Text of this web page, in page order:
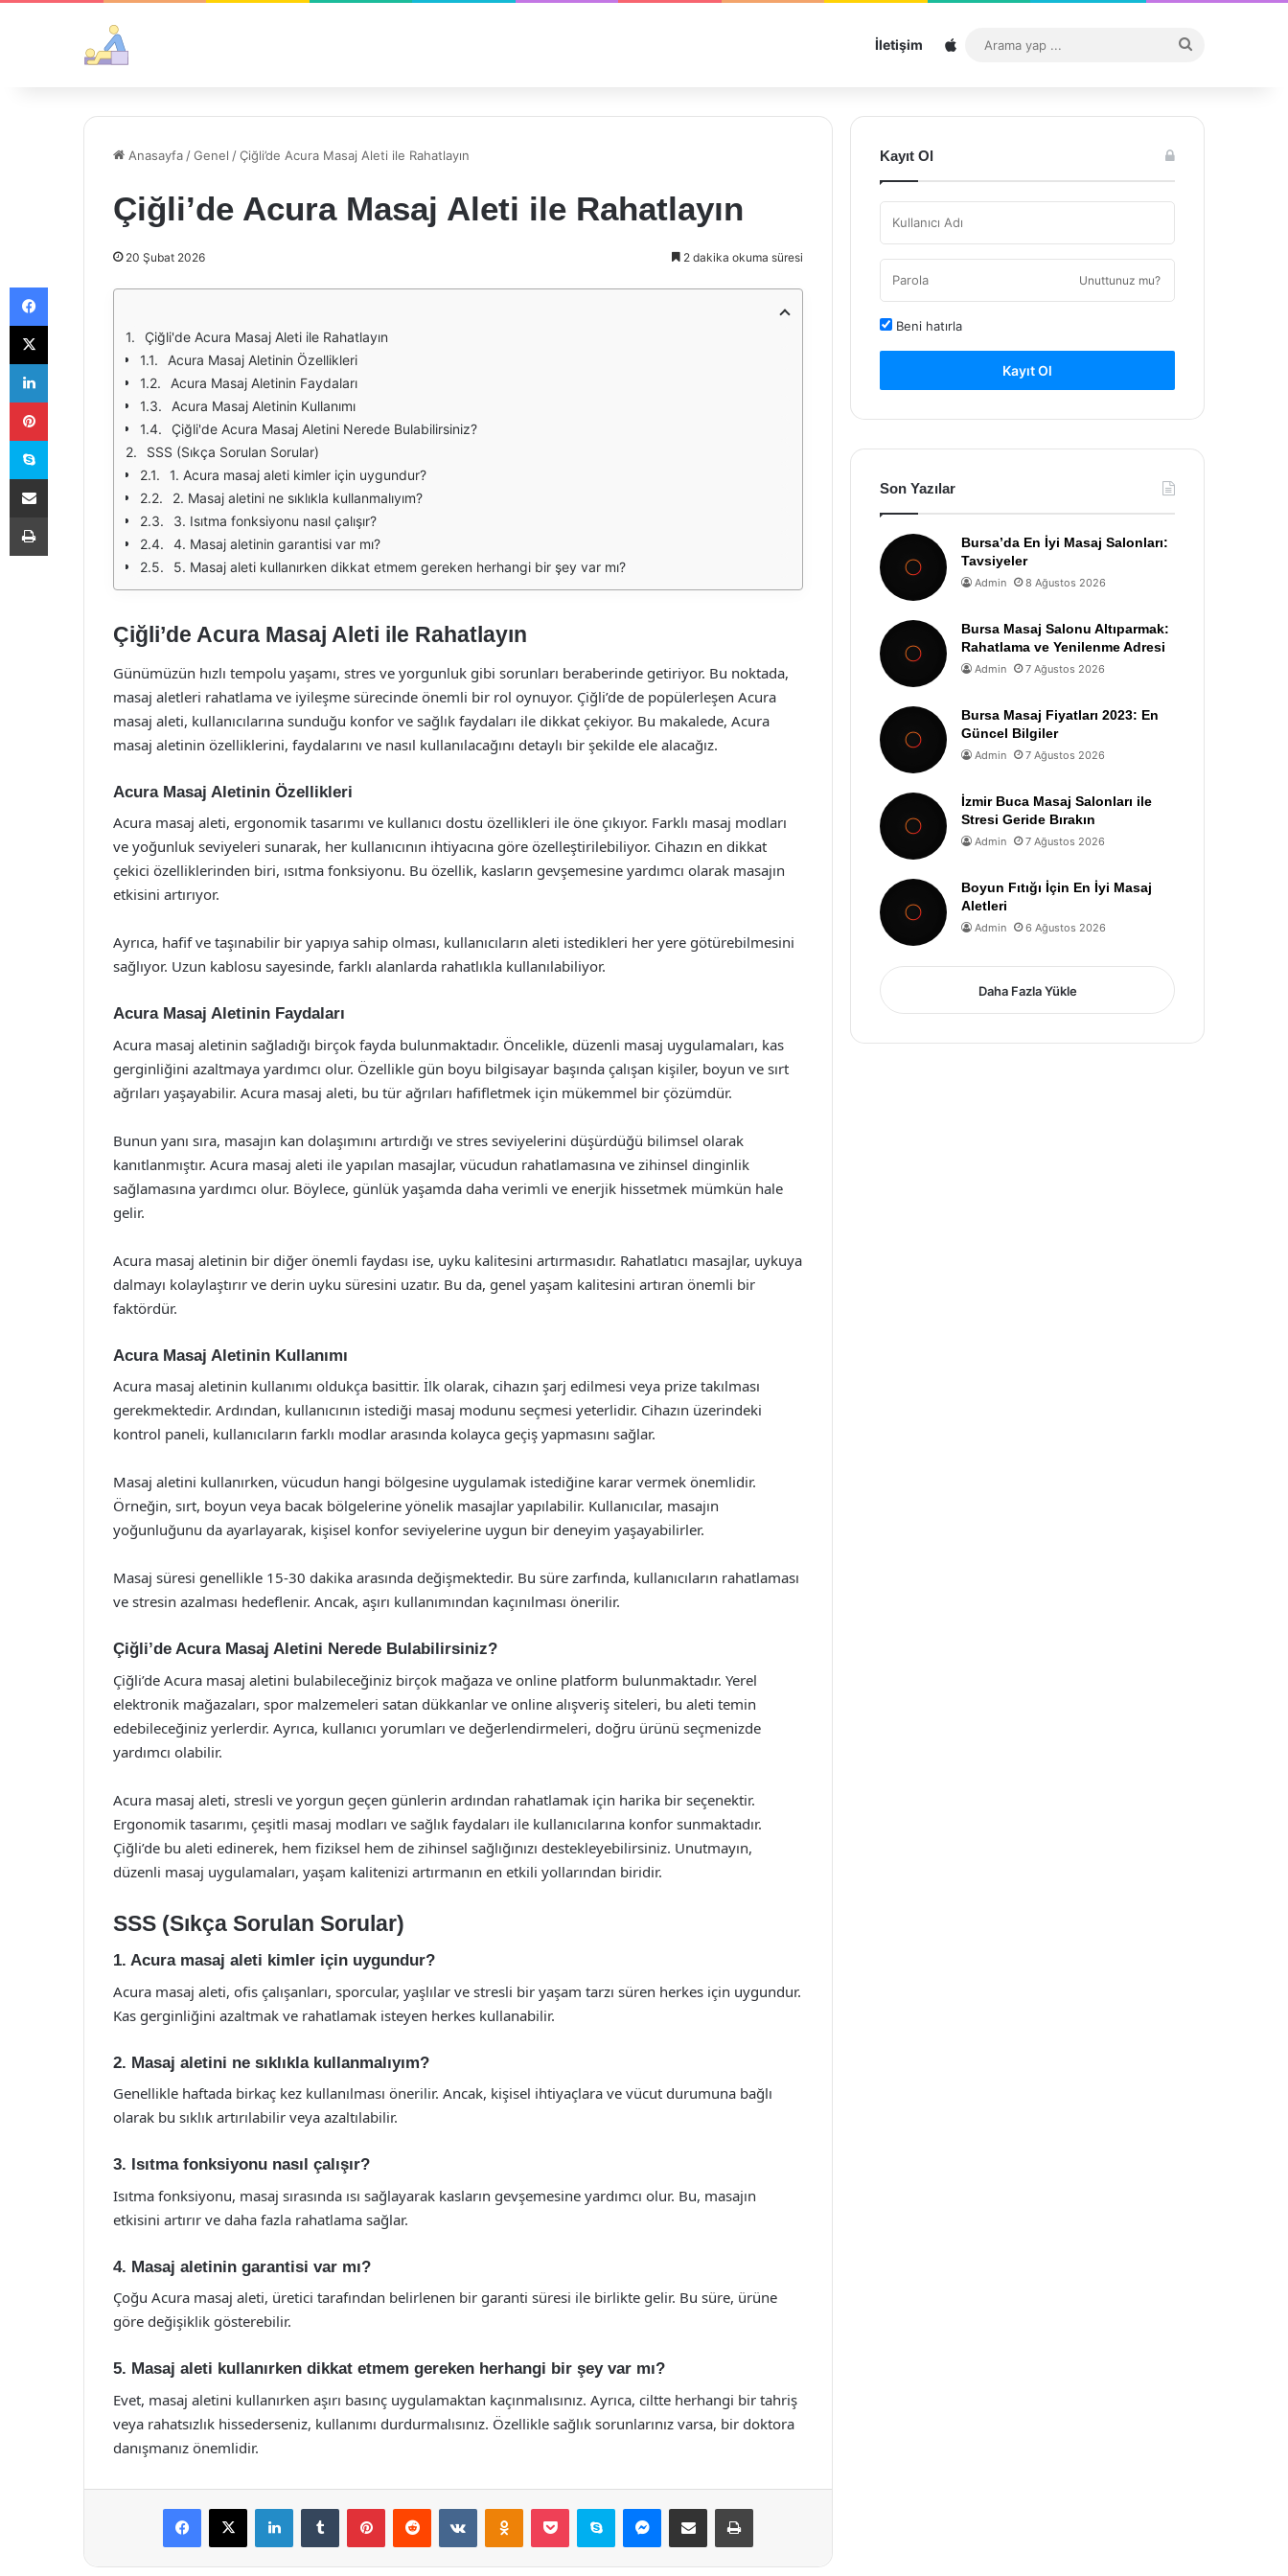
İletişim Sitemap
...
Anasayfa /Genel /Çiğli’de Acura Masaj Aleti ile Rahatlayın
Çiğli’de Acura Masaj Aleti ile Rahatlayın
20 Şubat 2026 2 dakika okuma süresi
Çiğli'de Acura Masaj Aleti ile Rahatlayın
Acura Masaj Aletinin Özellikleri
Acura Masaj Aletinin Faydaları
Acura Masaj Aletinin Kullanımı
Çiğli'de Acura Masaj Aletini Nerede Bulabilirsiniz?
SSS (Sıkça Sorulan Sorular)
1. Acura masaj aleti kimler için uygundur?
2. Masaj aletini ne sıklıkla kullanmalıyım?
3. Isıtma fonksiyonu nasıl çalışır?
4. Masaj aletinin garantisi var mı?
5. Masaj aleti kullanırken dikkat etmem gereken herhangi bir şey var mı?
Çiğli’de Acura Masaj Aleti ile Rahatlayın
Günümüzün hızlı tempolu yaşamı, stres ve yorgunluk gibi sorunları beraberinde getiriyor. Bu noktada,
masaj aletleri rahatlama ve iyileşme sürecinde önemli bir rol oynuyor. Çiğli’de de popülerleşen Acura
masaj aleti, kullanıcılarına sunduğu konfor ve sağlık faydaları ile dikkat çekiyor. Bu makalede, Acura
masaj aletinin özelliklerini, faydalarını ve nasıl kullanılacağını detaylı bir şekilde ele alacağız.
Acura Masaj Aletinin Özellikleri
Acura masaj aleti, ergonomik tasarımı ve kullanıcı dostu özellikleri ile öne çıkıyor. Farklı masaj modları
ve yoğunluk seviyeleri sunarak, her kullanıcının ihtiyacına göre özelleştirilebiliyor. Cihazın en dikkat
çekici özelliklerinden biri, ısıtma fonksiyonu. Bu özellik, kasların gevşemesine yardımcı olarak masajın
etkisini artırıyor.
Ayrıca, hafif ve taşınabilir bir yapıya sahip olması, kullanıcıların aleti istedikleri her yere götürebilmesini
sağlıyor. Uzun kablosu sayesinde, farklı alanlarda rahatlıkla kullanılabiliyor.
Acura Masaj Aletinin Faydaları
Acura masaj aletinin sağladığı birçok fayda bulunmaktadır. Öncelikle, düzenli masaj uygulamaları, kas
gerginliğini azaltmaya yardımcı olur. Özellikle gün boyu bilgisayar başında çalışan kişiler, boyun ve sırt
ağrıları yaşayabilir. Acura masaj aleti, bu tür ağrıları hafifletmek için mükemmel bir çözümdür.
Bunun yanı sıra, masajın kan dolaşımını artırdığı ve stres seviyelerini düşürdüğü bilimsel olarak
kanıtlanmıştır. Acura masaj aleti ile yapılan masajlar, vücudun rahatlamasına ve zihinsel dinginlik
sağlamasına yardımcı olur. Böylece, günlük yaşamda daha verimli ve enerjik hissetmek mümkün hale
gelir.
Acura masaj aletinin bir diğer önemli faydası ise, uyku kalitesini artırmasıdır. Rahatlatıcı masajlar, uykuya
dalmayı kolaylaştırır ve derin uyku süresini uzatır. Bu da, genel yaşam kalitesini artıran önemli bir
faktördür.
Acura Masaj Aletinin Kullanımı
Acura masaj aletinin kullanımı oldukça basittir. İlk olarak, cihazın şarj edilmesi veya prize takılması
gerekmektedir. Ardından, kullanıcının istediği masaj modunu seçmesi yeterlidir. Cihazın üzerindeki
kontrol paneli, kullanıcıların farklı modlar arasında kolayca geçiş yapmasını sağlar.
Masaj aletini kullanırken, vücudun hangi bölgesine uygulamak istediğine karar vermek önemlidir.
Örneğin, sırt, boyun veya bacak bölgelerine yönelik masajlar yapılabilir. Kullanıcılar, masajın
yoğunluğunu da ayarlayarak, kişisel konfor seviyelerine uygun bir deneyim yaşayabilirler.
Masaj süresi genellikle 15-30 dakika arasında değişmektedir. Bu süre zarfında, kullanıcıların rahatlaması
ve stresin azalması hedeflenir. Ancak, aşırı kullanımından kaçınılması önerilir.
Çiğli’de Acura Masaj Aletini Nerede Bulabilirsiniz?
Çiğli’de Acura masaj aletini bulabileceğiniz birçok mağaza ve online platform bulunmaktadır. Yerel
elektronik mağazaları, spor malzemeleri satan dükkanlar ve online alışveriş siteleri, bu aleti temin
edebileceğiniz yerlerdir. Ayrıca, kullanıcı yorumları ve değerlendirmeleri, doğru ürünü seçmenizde
yardımcı olabilir.
Acura masaj aleti, stresli ve yorgun geçen günlerin ardından rahatlamak için harika bir seçenektir.
Ergonomik tasarımı, çeşitli masaj modları ve sağlık faydaları ile kullanıcılarına konfor sunmaktadır.
Çiğli’de bu aleti edinerek, hem fiziksel hem de zihinsel sağlığınızı destekleyebilirsiniz. Unutmayın,
düzenli masaj uygulamaları, yaşam kalitenizi artırmanın en etkili yollarından biridir.
SSS (Sıkça Sorulan Sorular)
1. Acura masaj aleti kimler için uygundur?
Acura masaj aleti, ofis çalışanları, sporcular, yaşlılar ve stresli bir yaşam tarzı süren herkes için uygundur.
Kas gerginliğini azaltmak ve rahatlamak isteyen herkes kullanabilir.
2. Masaj aletini ne sıklıkla kullanmalıyım?
Genellikle haftada birkaç kez kullanılması önerilir. Ancak, kişisel ihtiyaçlara ve vücut durumuna bağlı
olarak bu sıklık artırılabilir veya azaltılabilir.
3. Isıtma fonksiyonu nasıl çalışır?
Isıtma fonksiyonu, masaj sırasında ısı sağlayarak kasların gevşemesine yardımcı olur. Bu, masajın
etkisini artırır ve daha fazla rahatlama sağlar.
4. Masaj aletinin garantisi var mı?
Çoğu Acura masaj aleti, üretici tarafından belirlenen bir garanti süresi ile birlikte gelir. Bu süre, ürüne
göre değişiklik gösterebilir.
5. Masaj aleti kullanırken dikkat etmem gereken herhangi bir şey var mı?
Evet, masaj aletini kullanırken aşırı basınç uygulamaktan kaçınmalısınız. Ayrıca, ciltte herhangi bir tahriş
veya rahatsızlık hissederseniz, kullanımı durdurmalısınız. Özellikle sağlık sorunlarınız varsa, bir doktora
danışmanız önemlidir.
Facebook
X LinkedInTumblr PinterestReddit VKontakteOdnoklassniki
Pocket Skype Messenger
E-Posta ile paylaş Yazdır
Kayıt Ol
Unuttunuz mu?
Beni hatırla
Kayıt Ol
Son Yazılar
Bursa’da En İyi Masaj Salonları:
Tavsiyeler
Admin 8 Ağustos 2026
Bursa Masaj Salonu Altıparmak:
Rahatlama ve Yenilenme Adresi
Admin 7 Ağustos 2026
Bursa Masaj Fiyatları 2023: En
Güncel Bilgiler
Admin 7 Ağustos 2026
İzmir Buca Masaj Salonları ile
Stresi Geride Bırakın
Admin 7 Ağustos 2026
Boyun Fıtığı İçin En İyi Masaj
Aletleri
Admin 6 Ağustos 2026
Daha Fazla Yükle
Facebook
X
LinkedIn
Pinterest
Skype
E-Posta ile paylaş